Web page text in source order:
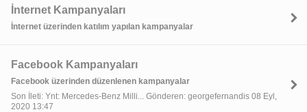
İnternet Kampanyaları
İnternet üzerinden katılım yapılan kampanyalar
Facebook Kampanyaları
Facebook üzerinden düzenlenen kampanyalar
Son İleti: Ynt: Mercedes-Benz Milli... Gönderen: georgefernandis 08 Eyl,
2020 13:47